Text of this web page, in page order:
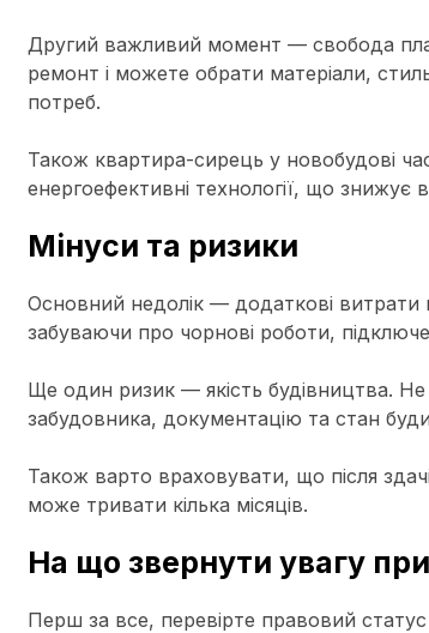
Другий важливий момент — свобода
ремонт і можете обрати матеріали,
потреб.
Також квартира-сирець у новобудові
енергоефективні технології, що
Мінуси та ризики
Основний недолік — додаткові
забуваючи про чорнові роботи,
Ще один ризик — якість будівництва.
забудовника, документацію та стан
Також варто враховувати, що після
може тривати кілька місяців.
На що звернути увагу при
Перш за все, перевірте правовий